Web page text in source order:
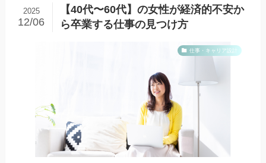
【40代〜60代】の女性が経済的不安か
ら卒業する仕事の見つけ方
2025
12/06
仕事・キャリア設計